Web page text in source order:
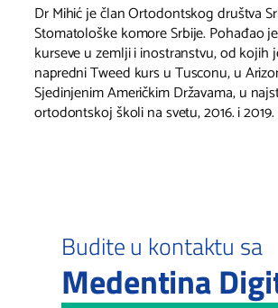
Dr Mihić je član Ortodontskog društva
Stomatološke komore Srbije. Pohađao
kurseve u zemlji i inostranstvu, od kojih
napredni Tweed kurs u Tusconu, u
Sjedinjenim Američkim Državama, u
ortodontskoj školi na svetu, 2016. i
Budite u kontaktu sa
Medentina